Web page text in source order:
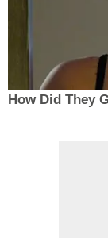
How Did They